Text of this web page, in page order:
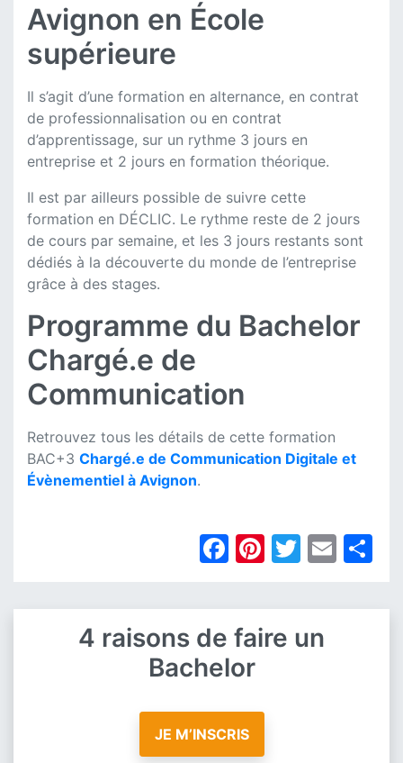
Avignon en École
supérieure
Il s’agit d’une formation en alternance, en contrat
de professionnalisation ou en contrat
d’apprentissage, sur un rythme 3 jours en
entreprise et 2 jours en formation théorique.
Il est par ailleurs possible de suivre cette
formation en DÉCLIC. Le rythme reste de 2 jours
de cours par semaine, et les 3 jours restants sont
dédiés à la découverte du monde de l’entreprise
grâce à des stages.
Programme du Bachelor
Chargé.e de
Communication
Retrouvez tous les détails de cette formation
BAC+3 Chargé.e de Communication Digitale et
Évènementiel à Avignon.
Facebook
Pinterest
Twitter
4 raisons de faire un
Bachelor
JE M’INSCRIS